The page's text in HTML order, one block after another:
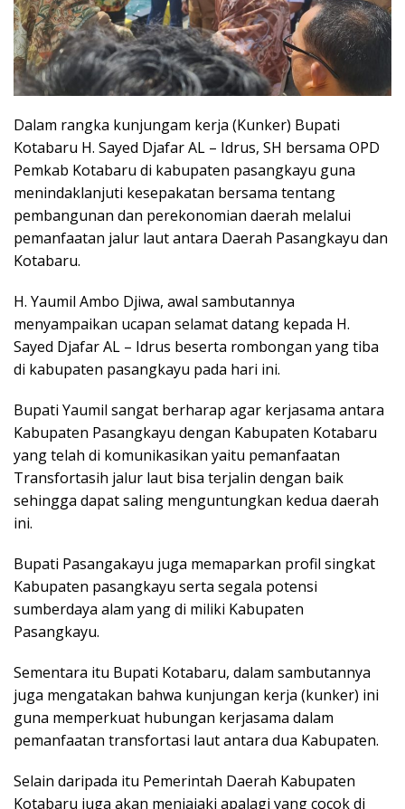
Dalam rangka kunjungam kerja (Kunker) Bupati
Kotabaru H. Sayed Djafar AL – Idrus, SH bersama OPD
Pemkab Kotabaru di kabupaten pasangkayu guna
menindaklanjuti kesepakatan bersama tentang
pembangunan dan perekonomian daerah melalui
pemanfaatan jalur laut antara Daerah Pasangkayu dan
Kotabaru.
H. Yaumil Ambo Djiwa, awal sambutannya
menyampaikan ucapan selamat datang kepada H.
Sayed Djafar AL – Idrus beserta rombongan yang tiba
di kabupaten pasangkayu pada hari ini.
Bupati Yaumil sangat berharap agar kerjasama antara
Kabupaten Pasangkayu dengan Kabupaten Kotabaru
yang telah di komunikasikan yaitu pemanfaatan
Transfortasih jalur laut bisa terjalin dengan baik
sehingga dapat saling menguntungkan kedua daerah
ini.
Bupati Pasangakayu juga memaparkan profil singkat
Kabupaten pasangkayu serta segala potensi
sumberdaya alam yang di miliki Kabupaten
Pasangkayu.
Sementara itu Bupati Kotabaru, dalam sambutannya
juga mengatakan bahwa kunjungan kerja (kunker) ini
guna memperkuat hubungan kerjasama dalam
pemanfaatan transfortasi laut antara dua Kabupaten.
Selain daripada itu Pemerintah Daerah Kabupaten
Kotabaru juga akan menjajaki apalagi yang cocok di